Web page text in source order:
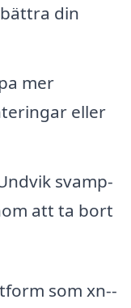
din
mer
eller
svamp-
att ta bort
som xn--